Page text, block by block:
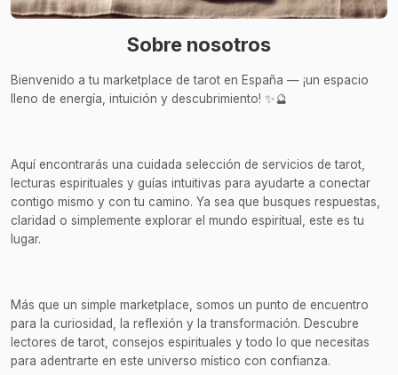
Sobre nosotros
Bienvenido a tu marketplace de tarot en España — ¡un espacio
lleno de energía, intuición y descubrimiento! ✨🔮
Aquí encontrarás una cuidada selección de servicios de tarot,
lecturas espirituales y guías intuitivas para ayudarte a conectar
contigo mismo y con tu camino. Ya sea que busques respuestas,
claridad o simplemente explorar el mundo espiritual, este es tu
lugar.
Más que un simple marketplace, somos un punto de encuentro
para la curiosidad, la reflexión y la transformación. Descubre
lectores de tarot, consejos espirituales y todo lo que necesitas
para adentrarte en este universo místico con confianza.